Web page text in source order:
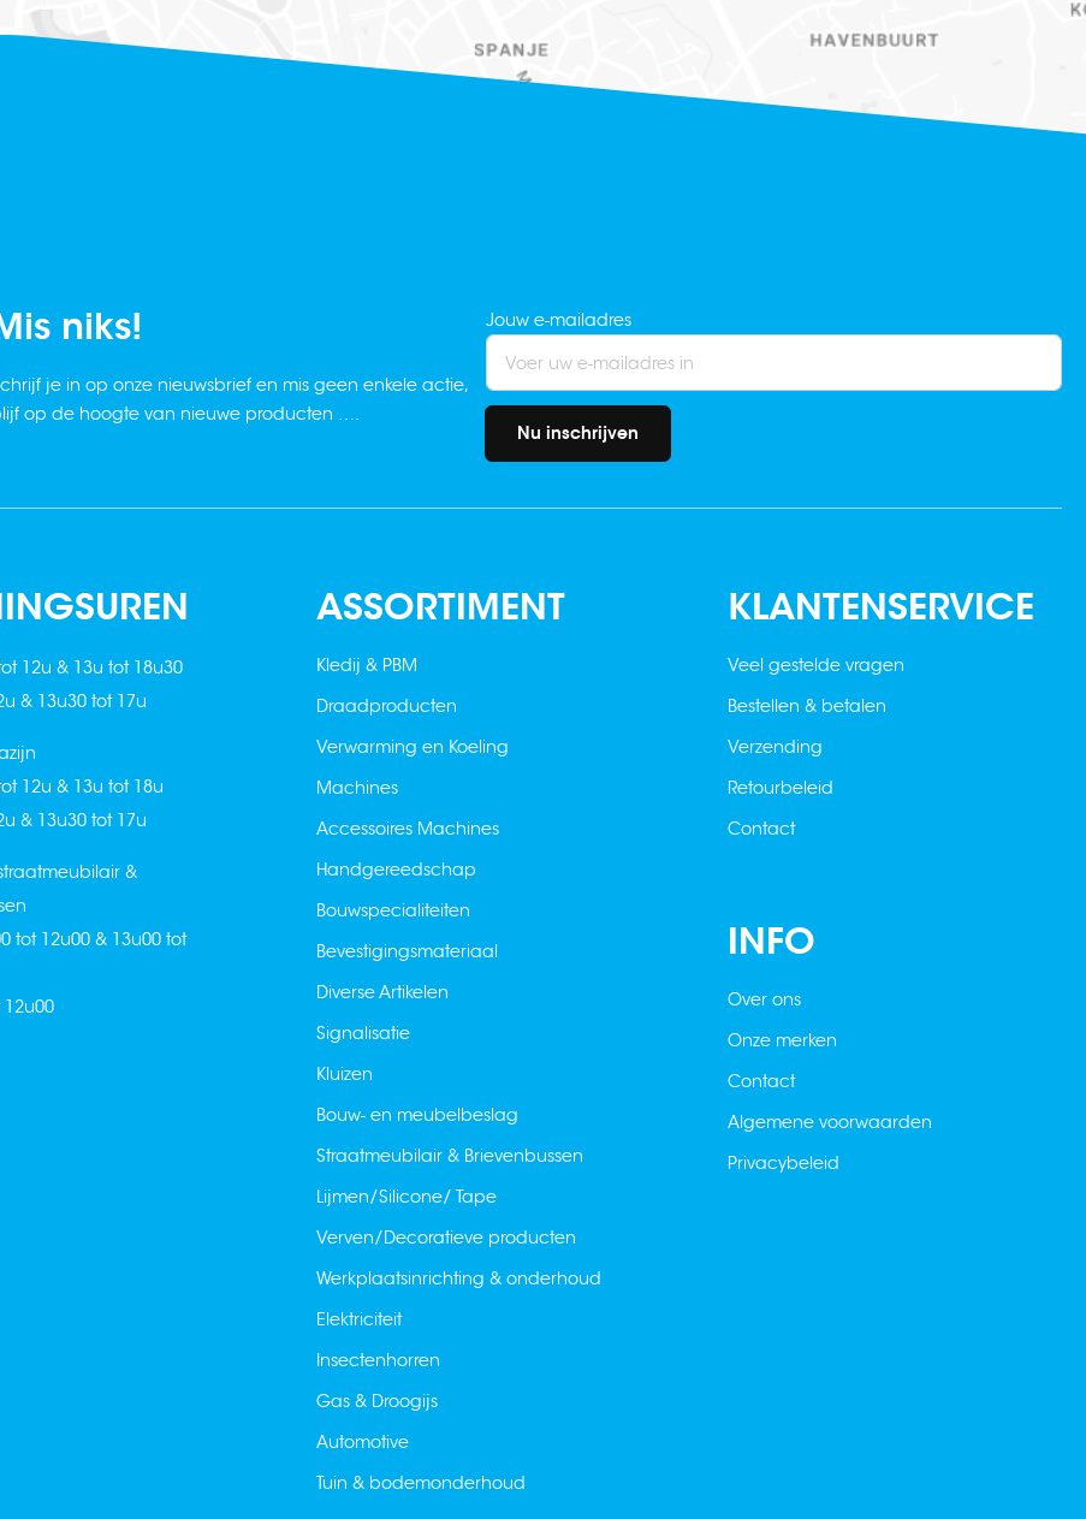
niks!
je in op onze nieuwsbrief en mis geen enkele actie,
op de hoogte van nieuwe producten ….
Jouw e-mailadres
Nu inschrijven
12u & 13u tot 18u30
& 13u30 tot 17u
12u & 13u tot 18u
& 13u30 tot 17u
&
tot 12u00 & 13u00 tot
12u00
ASSORTIMENT
Kledij & PBM
Draadproducten
Verwarming en Koeling
Machines
Accessoires Machines
Handgereedschap
Bouwspecialiteiten
Bevestigingsmateriaal
Diverse Artikelen
Signalisatie
Kluizen
Bouw- en meubelbeslag
Straatmeubilair & Brievenbussen
Lijmen/Silicone/ Tape
Verven/Decoratieve producten
Werkplaatsinrichting & onderhoud
Elektriciteit
Insectenhorren
Gas & Droogijs
Automotive
Tuin & bodemonderhoud
KLANTENSERVICE
Veel gestelde vragen
Bestellen & betalen
Verzending
Retourbeleid
Contact
INFO
Over ons
Onze merken
Contact
Algemene voorwaarden
Privacybeleid